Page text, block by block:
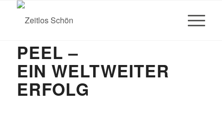
PEEL –
EIN WELTWEITER
ERFOLG